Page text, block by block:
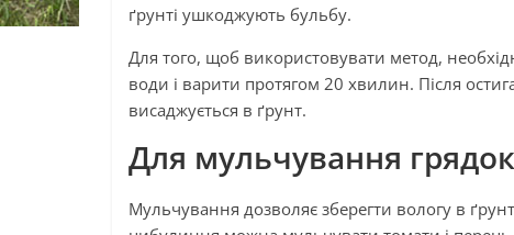
ґрунті ушкоджують бульбу.
Для того, щоб використовувати метод,
води і варити протягом 20 хвилин. Після
висаджується в ґрунт.
Для мульчування грядок
Мульчування дозволяє зберегти вологу в